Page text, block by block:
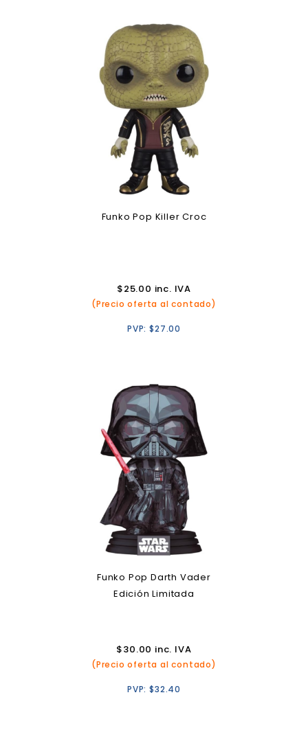
Funko Pop Killer Croc
$25.00 inc. IVA
(Precio oferta al contado)
PVP:$27.00
Funko Pop Darth Vader
Edición Limitada
$30.00 inc. IVA
(Precio oferta al contado)
PVP:$32.40